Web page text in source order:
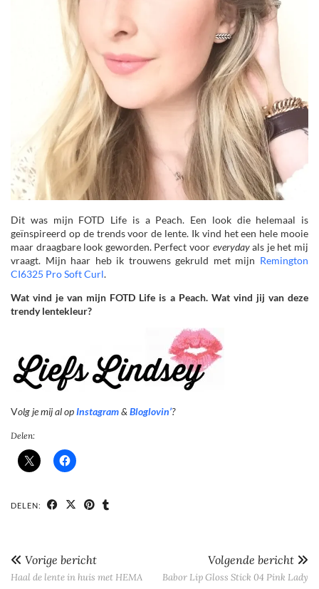
Dit was mijn FOTD Life is a Peach. Een look die helemaal is
geïnspireerd op de trends voor de lente. Ik vind het een hele mooie
maar draagbare look geworden. Perfect voor everydayals je het mij
vraagt. Mijn haar heb ik trouwens gekruld met mijn Remington
CI6325 Pro Soft Curl.
Wat vind je van mijn FOTD Life is a Peach. Wat vind jij van deze
trendy lentekleur?
Volg je mij al opInstagram& Bloglovin’?
Delen:
DELEN:
Vorige bericht
Haal de lente in huis met HEMA
Volgende bericht
Babor Lip Gloss Stick 04 Pink Lady